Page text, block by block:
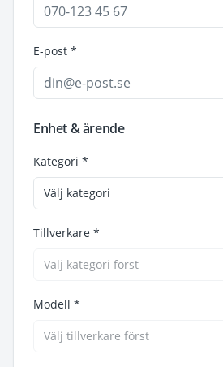
E-post *
Enhet & ärende
Kategori *
Välj kategori
Tillverkare *
Välj kategori först
Modell *
Välj tillverkare först